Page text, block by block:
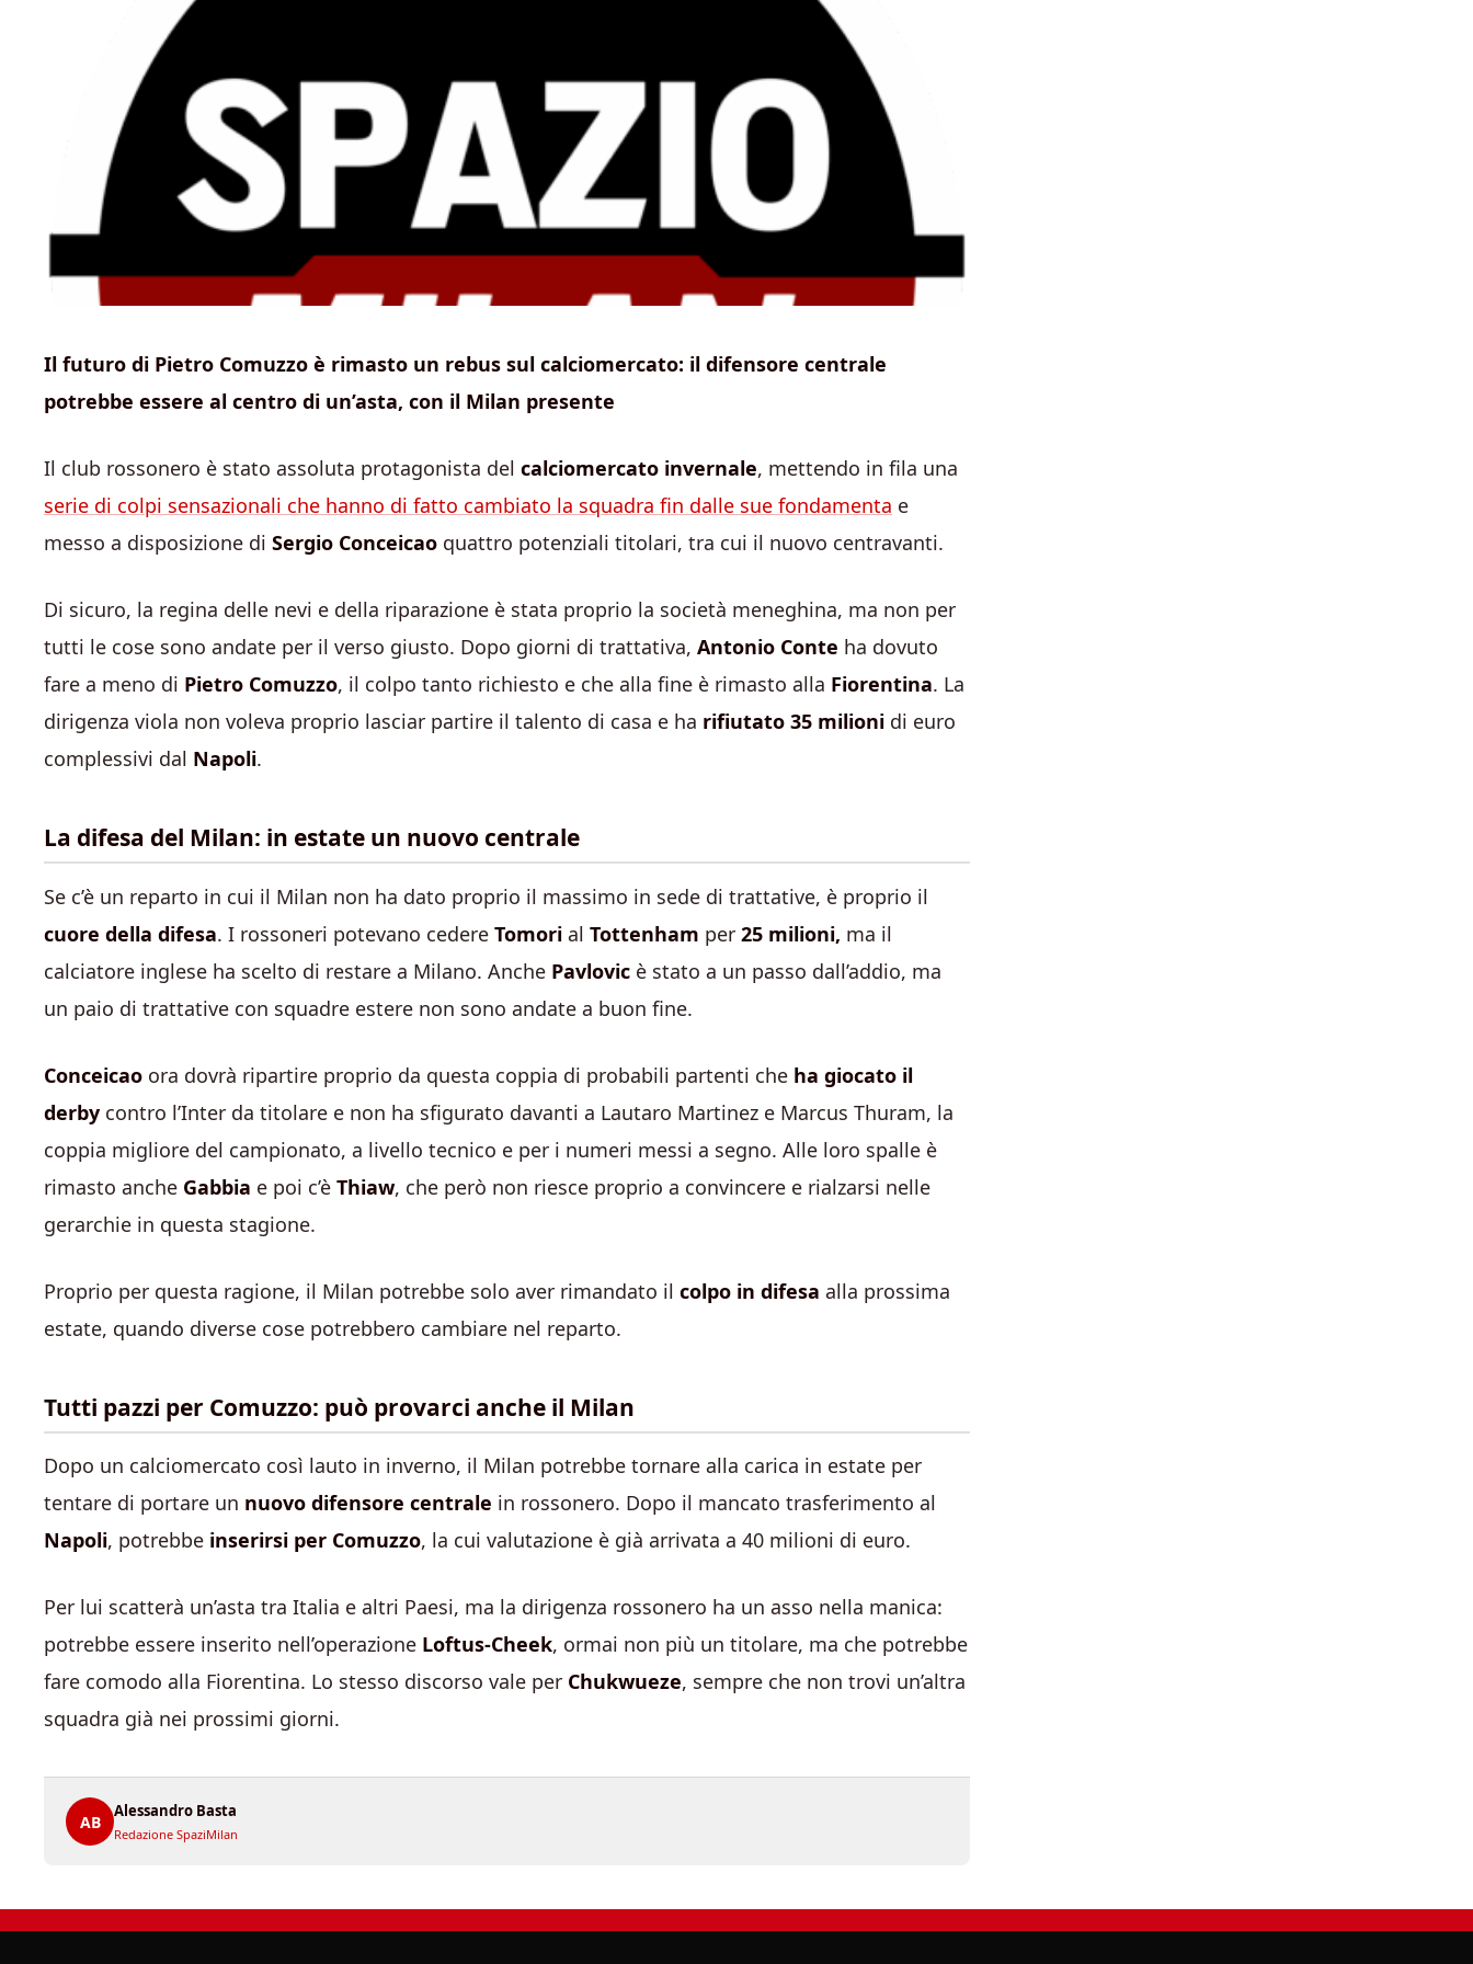
Il futuro di Pietro Comuzzo è rimasto un rebus sul calciomercato: il difensore centrale
potrebbe essere al centro di un’asta, con il Milan presente
Il club rossonero è stato assoluta protagonista del calciomercato invernale, mettendo in fila una
serie di colpi sensazionali che hanno di fatto cambiato la squadra fin dalle sue fondamenta e
messo a disposizione di Sergio Conceicao quattro potenziali titolari, tra cui il nuovo centravanti.
Di sicuro, la regina delle nevi e della riparazione è stata proprio la società meneghina, ma non per
tutti le cose sono andate per il verso giusto. Dopo giorni di trattativa, Antonio Conte ha dovuto
fare a meno di Pietro Comuzzo, il colpo tanto richiesto e che alla fine è rimasto alla Fiorentina. La
dirigenza viola non voleva proprio lasciar partire il talento di casa e ha rifiutato 35 milioni di euro
complessivi dal Napoli.
La difesa del Milan: in estate un nuovo centrale
Se c’è un reparto in cui il Milan non ha dato proprio il massimo in sede di trattative, è proprio il
cuore della difesa. I rossoneri potevano cedere Tomori al Tottenham per 25 milioni, ma il
calciatore inglese ha scelto di restare a Milano. Anche Pavlovic è stato a un passo dall’addio, ma
un paio di trattative con squadre estere non sono andate a buon fine.
Conceicao ora dovrà ripartire proprio da questa coppia di probabili partenti che ha giocato il
derby contro l’Inter da titolare e non ha sfigurato davanti a Lautaro Martinez e Marcus Thuram, la
coppia migliore del campionato, a livello tecnico e per i numeri messi a segno. Alle loro spalle è
rimasto anche Gabbia e poi c’è Thiaw, che però non riesce proprio a convincere e rialzarsi nelle
gerarchie in questa stagione.
Proprio per questa ragione, il Milan potrebbe solo aver rimandato il colpo in difesa alla prossima
estate, quando diverse cose potrebbero cambiare nel reparto.
Tutti pazzi per Comuzzo: può provarci anche il Milan
Dopo un calciomercato così lauto in inverno, il Milan potrebbe tornare alla carica in estate per
tentare di portare un nuovo difensore centrale in rossonero. Dopo il mancato trasferimento al
Napoli, potrebbe inserirsi per Comuzzo, la cui valutazione è già arrivata a 40 milioni di euro.
Per lui scatterà un’asta tra Italia e altri Paesi, ma la dirigenza rossonero ha un asso nella manica:
potrebbe essere inserito nell’operazione Loftus-Cheek, ormai non più un titolare, ma che potrebbe
fare comodo alla Fiorentina. Lo stesso discorso vale per Chukwueze, sempre che non trovi un’altra
squadra già nei prossimi giorni.
AB
Alessandro Basta
Redazione SpaziMilan